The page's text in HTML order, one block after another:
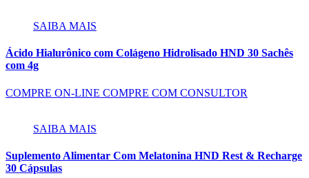
SAIBA MAIS
Ácido Hialurônico com Colágeno Hidrolisado HND 30 Sachês
com 4g
COMPRE ON-LINE COMPRE COM CONSULTOR
SAIBA MAIS
Suplemento Alimentar Com Melatonina HND Rest & Recharge
30 Cápsulas